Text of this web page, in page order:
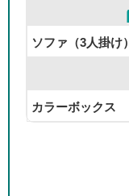
ソファ（3人掛け）
カラーボックス